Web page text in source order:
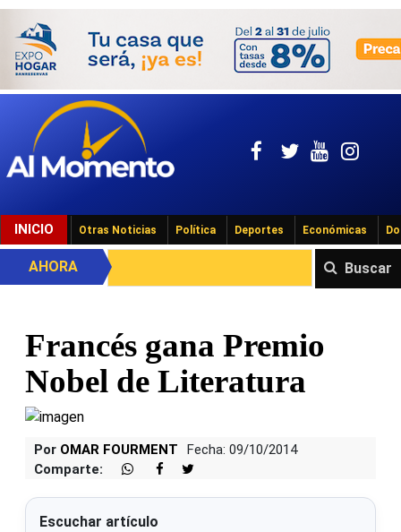
INICIO Otras Noticias Política Deportes Económicas
Buscar
AHORA
Francés gana Premio
Nobel de Literatura
Por OMAR FOURMENT
Fecha: 09/10/2014
Comparte:
Escuchar artículo